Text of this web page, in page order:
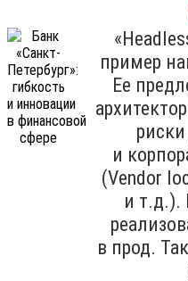
пример
Ее
и
(Vendor
и т.д.).
в прод.